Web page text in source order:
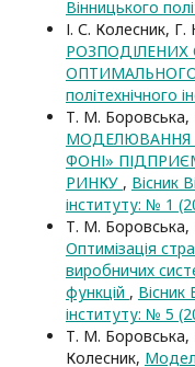
Вінницького
І. С. Колесник,
РОЗПОДІЛЕНИХ
політехнічного
Т. М. Боровська,
МОДЕЛЮВАННЯ
ФОНІ»
РИНКУ , Вісник
інституту: № 1
Т. М. Боровська,
Оптимізація
виробничих
функцій , Вісник
інституту: № 5
Т. М. Боровська,
Колесник,